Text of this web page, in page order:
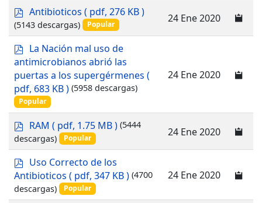
p
d
Antibioticos ( pdf, 276 KB )
(5143 descargas) Popular
24 Ene 2020
p
d
f
La Nación mal uso de
antimicrobianos abrió las
puertas a los supergérmenes (
pdf, 683 KB ) (5958 descargas)
Popular
24 Ene 2020
p
d
RAM ( pdf, 1.75 MB ) (5444
descargas)
Popular
24 Ene 2020
p
d
f
Uso Correcto de los
Antibioticos ( pdf, 347 KB ) (4700
descargas)
Popular
24 Ene 2020